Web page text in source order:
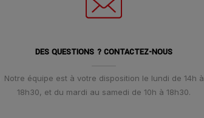
DES QUESTIONS ? CONTACTEZ-NOUS
Notre équipe est à votre disposition le lundi de 14h à
18h30, et du mardi au samedi de 10h à 18h30.